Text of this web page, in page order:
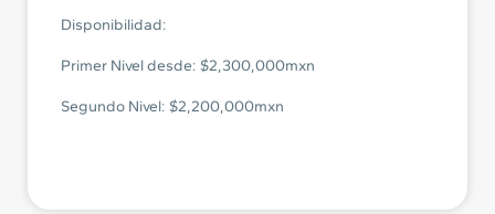
Disponibilidad:
Primer Nivel desde: $2,300,000mxn
Segundo Nivel: $2,200,000mxn